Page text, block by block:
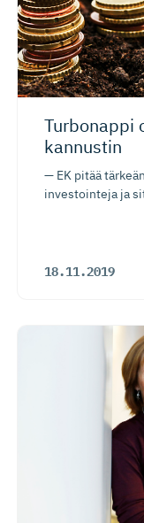
kannustin
— EK pitää
investointeja ja
18.11.2019